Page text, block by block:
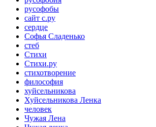
русофобы
сайт с.ру
сердце
Софья Сладенько
стеб
Стихи
Стихи.ру
стихотворение
философия
хуйсельникова
Хуйсельникова Ленка
человек
Чужая Лена